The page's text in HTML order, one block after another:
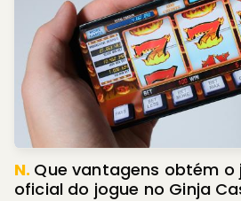
N. Que vantagens obtém o
oficial do jogue no Ginja